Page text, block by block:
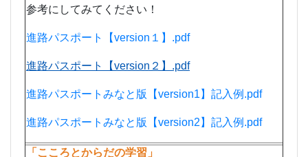
参考にしてみてください！
進路パスポート【version１】.pdf
進路パスポート【version２】.pdf
進路パスポートみなと版【version1】記入例.pdf
進路パスポートみなと版【version2】記入例.pdf
「こころとからだの学習」